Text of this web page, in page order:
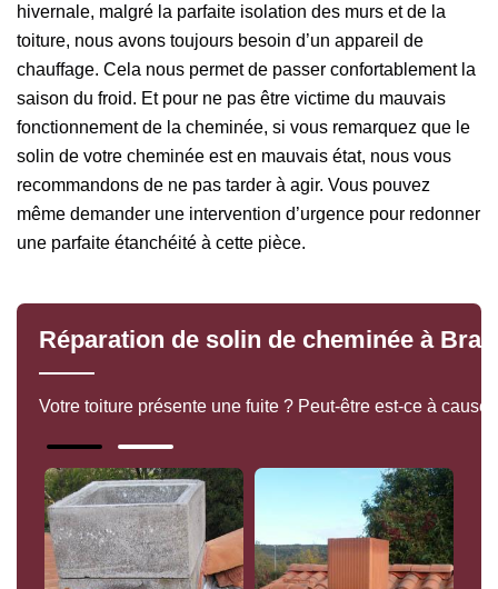
hivernale, malgré la parfaite isolation des murs et de la
toiture, nous avons toujours besoin d’un appareil de
chauffage. Cela nous permet de passer confortablement la
saison du froid. Et pour ne pas être victime du mauvais
fonctionnement de la cheminée, si vous remarquez que le
solin de votre cheminée est en mauvais état, nous vous
recommandons de ne pas tarder à agir. Vous pouvez
même demander une intervention d’urgence pour redonner
une parfaite étanchéité à cette pièce.
Réparation de solin de cheminée à
Votre toiture présente une fuite ? Peut-être est-ce à